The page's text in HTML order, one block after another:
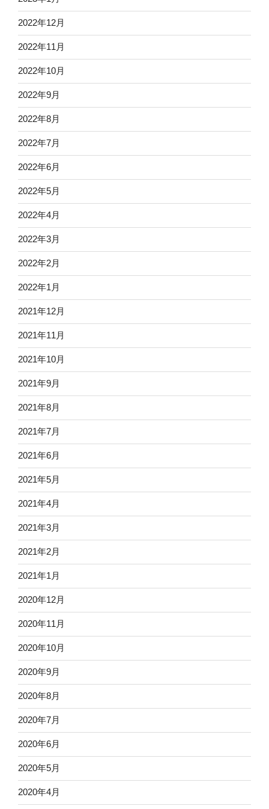
2022年12月
2022年11月
2022年10月
2022年9月
2022年8月
2022年7月
2022年6月
2022年5月
2022年4月
2022年3月
2022年2月
2022年1月
2021年12月
2021年11月
2021年10月
2021年9月
2021年8月
2021年7月
2021年6月
2021年5月
2021年4月
2021年3月
2021年2月
2021年1月
2020年12月
2020年11月
2020年10月
2020年9月
2020年8月
2020年7月
2020年6月
2020年5月
2020年4月